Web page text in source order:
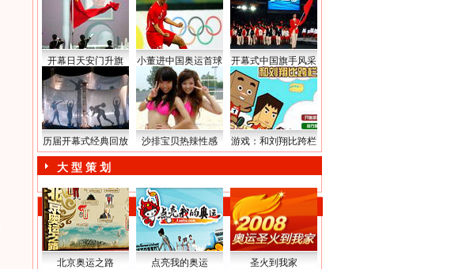
开幕日天安门升旗 小董进中国奥运首球 开幕式中国旗手风采
历届开幕式经典回放 沙排宝贝热辣性感 游戏：和刘翔比跨栏
大 型 策 划
北京奥运之路 点亮我的奥运
圣火到我家